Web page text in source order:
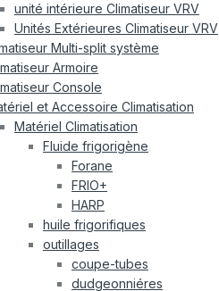
unité intérieure Climatiseur VRV
Unités Extérieures Climatiseur VRV
Multi-split système
Armoire
Console
et Accessoire Climatisation
Matériel Climatisation
Fluide frigorigène
Forane
FRIO+
HARP
huile frigorifiques
outillages
coupe-tubes
dudgeonniéres